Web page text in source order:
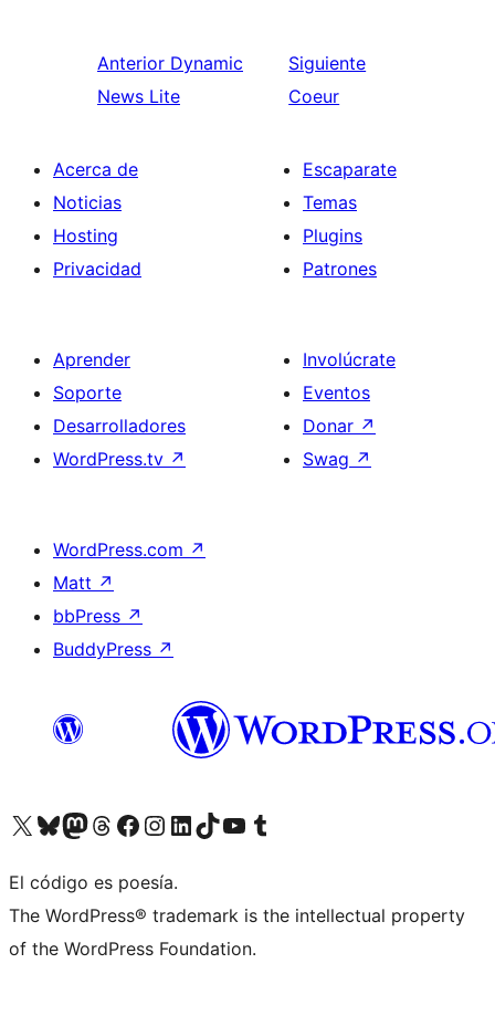
Anterior Dynamic
News Lite
Siguiente
Coeur
Acerca de
Noticias
Hosting
Privacidad
Escaparate
Temas
Plugins
Patrones
Aprender
Soporte
Desarrolladores
WordPress.tv ↗
Involúcrate
Eventos
Donar ↗
Swag ↗
WordPress.com ↗
Matt ↗
bbPress ↗
BuddyPress ↗
Visita nuestra cuenta de X (anteriormente Twitter)
Visita nuestra cuenta de Bluesky
Visita nuestra cuenta de Mastodon
Visita nuestra cuenta de Threads
Visita nuestra página de Facebook
Visita nuestra cuenta de Instagram
Visita nuestra cuenta de LinkedIn
Visita nuestra cuenta de TikTok
Visita nuestro canal de YouTube
Visita nuestra cuenta de Tumblr
El código es poesía.
The WordPress® trademark is the intellectual property
of the WordPress Foundation.